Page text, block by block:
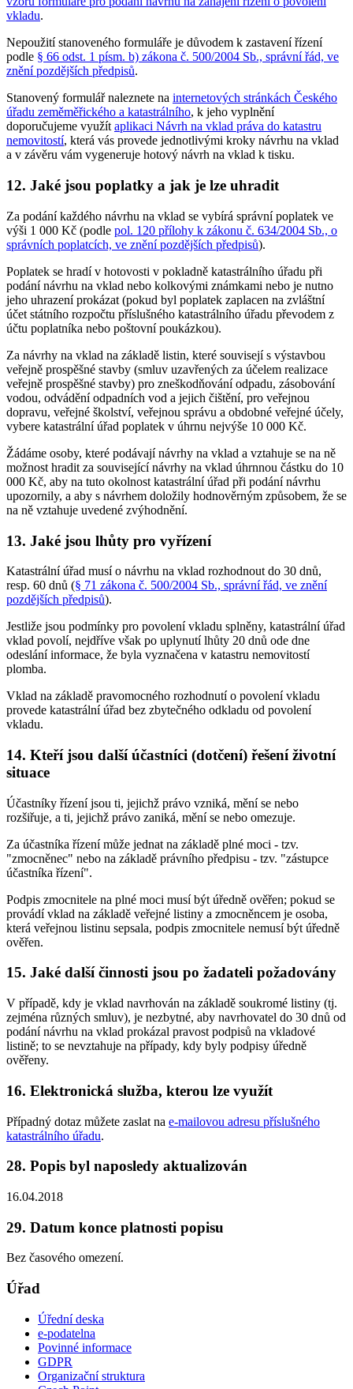
vkladu.
Nepoužití stanoveného formuláře je důvodem k zastavení řízení
podle § 66 odst. 1 písm. b) zákona č. 500/2004 Sb., správní řád, ve
znění pozdějších předpisů.
Stanovený formulář naleznete na internetových stránkách Českého
úřadu zeměměřického a katastrálního, k jeho vyplnění
doporučujeme využít aplikaci Návrh na vklad práva do katastru
nemovitostí, která vás provede jednotlivými kroky návrhu na vklad
a v závěru vám vygeneruje hotový návrh na vklad k tisku.
12. Jaké jsou poplatky a jak je lze uhradit
Za podání každého návrhu na vklad se vybírá správní poplatek ve
výši 1 000 Kč (podle pol. 120 přílohy k zákonu č. 634/2004 Sb., o
správních poplatcích, ve znění pozdějších předpisů).
Poplatek se hradí v hotovosti v pokladně katastrálního úřadu při
podání návrhu na vklad nebo kolkovými známkami nebo je nutno
jeho uhrazení prokázat (pokud byl poplatek zaplacen na zvláštní
účet státního rozpočtu příslušného katastrálního úřadu převodem z
účtu poplatníka nebo poštovní poukázkou).
Za návrhy na vklad na základě listin, které souvisejí s výstavbou
veřejně prospěšné stavby (smluv uzavřených za účelem realizace
veřejně prospěšné stavby) pro zneškodňování odpadu, zásobování
vodou, odvádění odpadních vod a jejich čištění, pro veřejnou
dopravu, veřejné školství, veřejnou správu a obdobné veřejné účely,
vybere katastrální úřad poplatek v úhrnu nejvýše 10 000 Kč.
Žádáme osoby, které podávají návrhy na vklad a vztahuje se na ně
možnost hradit za související návrhy na vklad úhrnnou částku do 10
000 Kč, aby na tuto okolnost katastrální úřad při podání návrhu
upozornily, a aby s návrhem doložily hodnověrným způsobem, že se
na ně vztahuje uvedené zvýhodnění.
13. Jaké jsou lhůty pro vyřízení
Katastrální úřad musí o návrhu na vklad rozhodnout do 30 dnů,
resp. 60 dnů (§ 71 zákona č. 500/2004 Sb., správní řád, ve znění
pozdějších předpisů).
Jestliže jsou podmínky pro povolení vkladu splněny, katastrální úřad
vklad povolí, nejdříve však po uplynutí lhůty 20 dnů ode dne
odeslání informace, že byla vyznačena v katastru nemovitostí
plomba.
Vklad na základě pravomocného rozhodnutí o povolení vkladu
provede katastrální úřad bez zbytečného odkladu od povolení
vkladu.
14. Kteří jsou další účastníci (dotčení) řešení životní
situace
Účastníky řízení jsou ti, jejichž právo vzniká, mění se nebo
rozšiřuje, a ti, jejichž právo zaniká, mění se nebo omezuje.
Za účastníka řízení může jednat na základě plné moci - tzv.
"zmocněnec" nebo na základě právního předpisu - tzv. "zástupce
účastníka řízení".
Podpis zmocnitele na plné moci musí být úředně ověřen; pokud se
provádí vklad na základě veřejné listiny a zmocněncem je osoba,
která veřejnou listinu sepsala, podpis zmocnitele nemusí být úředně
ověřen.
15. Jaké další činnosti jsou po žadateli požadovány
V případě, kdy je vklad navrhován na základě soukromé listiny (tj.
zejména různých smluv), je nezbytné, aby navrhovatel do 30 dnů od
podání návrhu na vklad prokázal pravost podpisů na vkladové
listině; to se nevztahuje na případy, kdy byly podpisy úředně
ověřeny.
16. Elektronická služba, kterou lze využít
Případný dotaz můžete zaslat na e-mailovou adresu příslušného
katastrálního úřadu.
28. Popis byl naposledy aktualizován
16.04.2018
29. Datum konce platnosti popisu
Bez časového omezení.
Úřad
Úřední deska
e-podatelna
Povinné informace
GDPR
Organizační struktura